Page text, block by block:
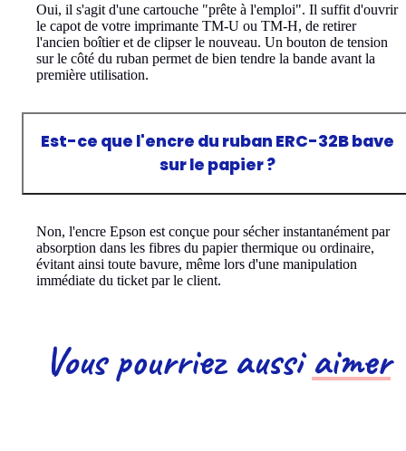
Oui, il s'agit d'une cartouche "prête à l'emploi". Il suffit d'ouvrir
le capot de votre imprimante TM-U ou TM-H, de retirer
l'ancien boîtier et de clipser le nouveau. Un bouton de tension
sur le côté du ruban permet de bien tendre la bande avant la
première utilisation.
Est-ce que l'encre du ruban ERC-32B bave
sur le papier ?
Non, l'encre Epson est conçue pour sécher instantanément par
absorption dans les fibres du papier thermique ou ordinaire,
évitant ainsi toute bavure, même lors d'une manipulation
immédiate du ticket par le client.
Vous pourriez aussiaimer